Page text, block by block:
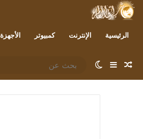
الرئيسية الإنترنت كمبيوتر الأجهزة
مقال عشوائي
إضافة عمود جانبي
الوضع المظلم